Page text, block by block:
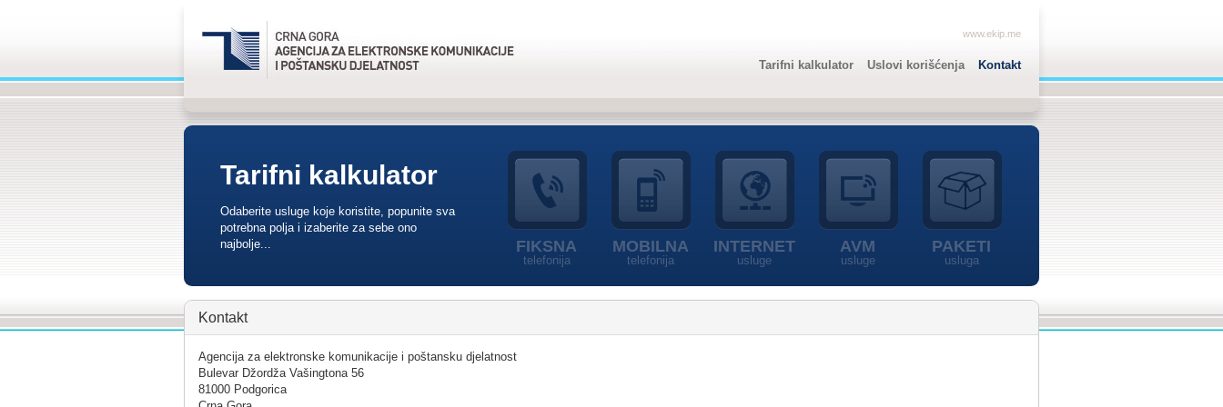
www.ekip.me
Tarifni kalkulator Uslovi korišćenja Kontakt
Tarifni kalkulator
Odaberite usluge koje koristite, popunite sva
potrebna polja i izaberite za sebe ono
najbolje...
FIKSNA
telefonija
MOBILNA
telefonija
INTERNET
usluge
AVM
usluge
PAKETI
usluga
Kontakt
Agencija za elektronske komunikacije i poštansku djelatnost
Bulevar Džordža Vašingtona 56
81000 Podgorica